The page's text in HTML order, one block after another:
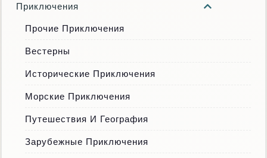
Приключения
Прочие Приключения
Вестерны
Исторические Приключения
Морские Приключения
Путешествия И География
Зарубежные Приключения